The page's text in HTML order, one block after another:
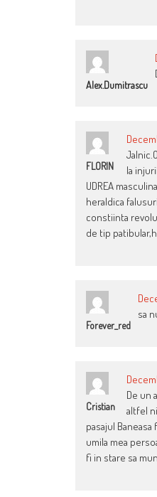
Alex.dumitrascu
FLORIN
la
UDREA
heraldica
constiinta
de tip
Forever_red
sa
Cristian
De un
altfel
pasajul
umila mea
fi in stare sa